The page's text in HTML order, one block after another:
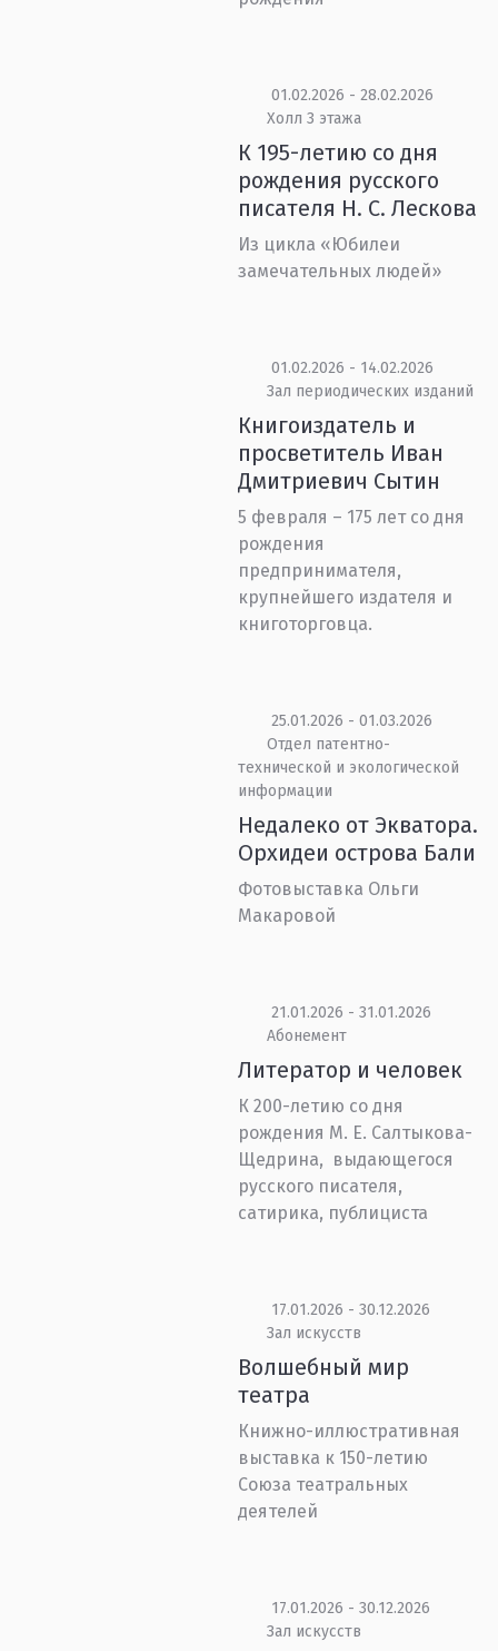
01.02.2026 - 28.02.2026
Холл 3 этажа
К 195-летию со дня
рождения русского
писателя Н. С. Лескова
Из цикла «Юбилеи
замечательных людей»
01.02.2026 - 14.02.2026
Зал периодических изданий
Книгоиздатель и
просветитель Иван
Дмитриевич Сытин
5 февраля – 175 лет со дня
рождения
предпринимателя,
крупнейшего издателя и
книготорговца.
25.01.2026 - 01.03.2026
Отдел патентно-
технической и экологической
информации
Недалеко от Экватора.
Орхидеи острова Бали
Фотовыставка Ольги
Макаровой
21.01.2026 - 31.01.2026
Абонемент
Литератор и человек
К 200-летию со дня
рождения М. Е. Салтыкова-
Щедрина, выдающегося
русского писателя,
сатирика, публициста
17.01.2026 - 30.12.2026
Зал искусств
Волшебный мир
театра
Книжно-иллюстративная
выставка к 150-летию
Союза театральных
деятелей
17.01.2026 - 30.12.2026
Зал искусств